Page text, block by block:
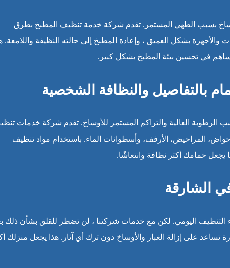
بسبب الطهي المستمر. تقدم شركة خدمة تنظيف المطبخ بطرق
بشكل العميق ، وإعادة المطبخ إلى حالته النظيفة واللامعة.
في تحسين بيئة المطبخ بشكل كبير.
بالتفاصيل والنظافة الشخصية
الرطوبة العالية والتراكم المستمر للأوساخ. تقدم شركة خدمات
المراحيض، الأرفف، وأسطوانات الماء. باستخدام مواد تنظيف
حمامك أكثر نظافة وانتعاشًا.
الشارقة
التنظيف اليومي. لكن مع خدمات شركتنا ، لن تضطر للقلق بشأن ذلك
تساعد على إزالة الغبار والأوساخ دون ترك أي آثار. هذا يجعل منزلك